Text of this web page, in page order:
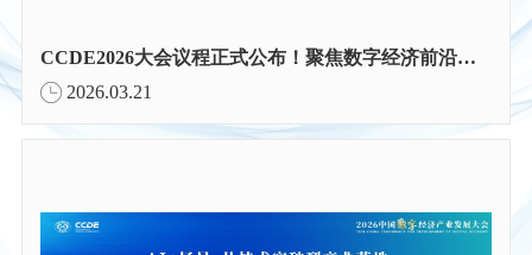
CCDE2026大会议程正式公布！聚焦数字经济前沿实践
2026.03.21